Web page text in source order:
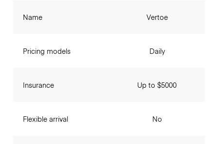
Name
Pricing models
Insurance
Flexible arrival
Vertoe
Daily
Up to $5000
No